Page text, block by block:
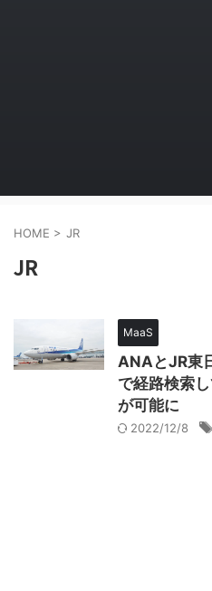
HOME > JR
JR
MaaS
ANAとJR東
で経路検索
が可能に
2022/12/8